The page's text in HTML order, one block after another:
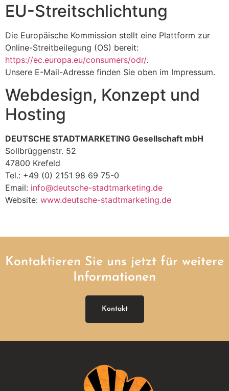
EU-Streitschlichtung
Die Europäische Kommission stellt eine Plattform zur
Online-Streitbeilegung (OS) bereit:
https://ec.europa.eu/consumers/odr/.
Unsere E-Mail-Adresse finden Sie oben im Impressum.
Webdesign, Konzept und
Hosting
DEUTSCHE STADTMARKETING Gesellschaft mbH
Sollbrüggenstr. 52
47800 Krefeld
Tel.: +49 (0) 2151 98 69 75-0
Email: info@deutsche-stadtmarketing.de
Website: www.deutsche-stadtmarketing.de
Kontaktieren Sie uns jetzt für weitere
Informationen
Kontakt